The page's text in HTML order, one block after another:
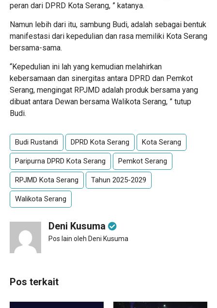
peran dari DPRD Kota Serang, ” katanya.
Namun lebih dari itu, sambung Budi, adalah sebagai bentuk
manifestasi dari kepedulian dan rasa memiliki Kota Serang
bersama-sama.
“Kepedulian ini lah yang kemudian melahirkan
kebersamaan dan sinergitas antara DPRD dan Pemkot
Serang, mengingat RPJMD adalah produk bersama yang
dibuat antara Dewan bersama Walikota Serang, ” tutup
Budi.
Budi Rustandi DPRD Kota Serang Kota Serang
Paripurna DPRD Kota Serang Pemkot Serang
RPJMD Kota Serang Tahun 2025-2029
Walikota Serang
Deni Kusuma
Pos lain oleh Deni Kusuma
Pos terkait